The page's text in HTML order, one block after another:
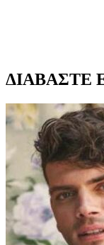
ΔΙΑΒΑΣΤΕ